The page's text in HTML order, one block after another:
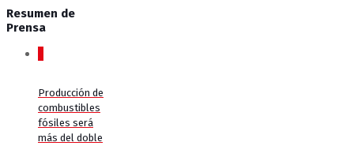
Resumen de
Prensa
Producción de
combustibles
fósiles será
más del doble